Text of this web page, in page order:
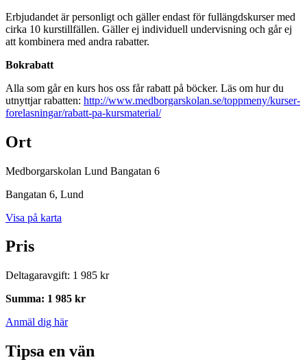
Erbjudandet är personligt och gäller endast för fullängdskurser med
cirka 10 kurstillfällen. Gäller ej individuell undervisning och går ej
att kombinera med andra rabatter.
Bokrabatt
Alla som går en kurs hos oss får rabatt på böcker. Läs om hur du
utnyttjar rabatten: http://www.medborgarskolan.se/toppmeny/kurser-
forelasningar/rabatt-pa-kursmaterial/
Ort
Medborgarskolan Lund Bangatan 6
Bangatan 6, Lund
Visa på karta
Pris
Deltagaravgift: 1 985 kr
Summa: 1 985 kr
Anmäl dig här
Tipsa en vän